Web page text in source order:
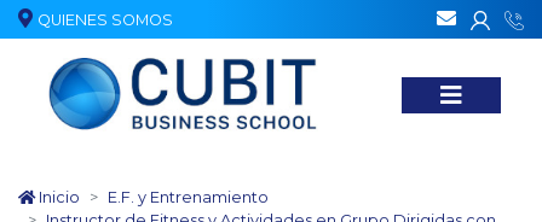
QUIENES SOMOS
Inicio
E.F. y Entrenamiento